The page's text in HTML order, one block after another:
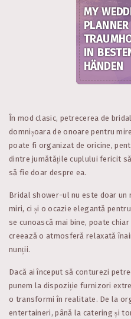
MY
PLANNER
IN
HÄNDEN
În mod clasic, petrecerea de
domnișoara de onoare pentru
poate fi organizat de oricine,
dintre jumătățile cuplului fericit
să fie doar despre ea.
Bridal shower-ul nu este doar un
miri, ci și o ocazie elegantă
se cunoască mai bine, poate
creează o atmosferă relaxată
nunții.
Dacă ai început să conturezi
punem la dispoziție furnizori
o transformi în realitate. De la
entertaineri, până la catering și